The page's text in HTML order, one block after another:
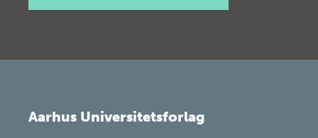
Aarhus Universitetsforlag